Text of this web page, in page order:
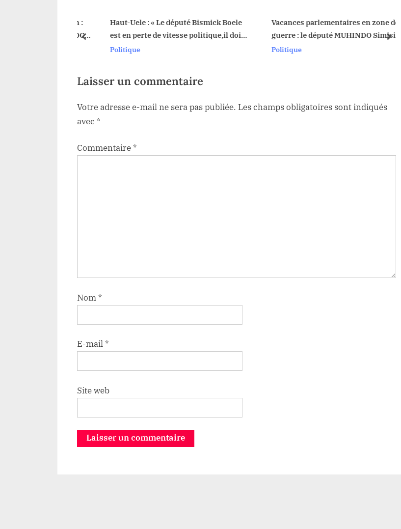
P
t
Haut-Uele : « Le député Bismick Boele
est en perte de vitesse politique,il doit
chercher à se rattraper »,dixit Caleb
Politique
Vacances parlementaires en zone de
guerre : le député MUHINDO Simisi
Obedi sur le front à Lubero
Politique
prev next
Laisser un commentaire
Votre adresse e-mail ne sera pas publiée. Les champs obligatoires sont indiqués
avec *
Commentaire*
Nom*
E-mail*
Site web